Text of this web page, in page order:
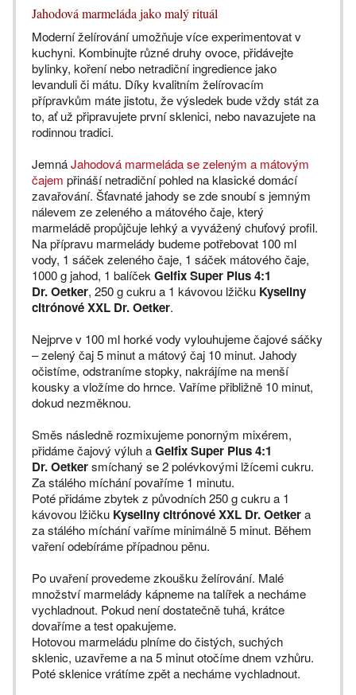
Jahodová marmeláda jako malý rituál
Moderní želírování umožňuje více experimentovat v
kuchyni. Kombinujte různé druhy ovoce, přidávejte
bylinky, koření nebo netradiční ingredience jako
levanduli či mátu. Díky kvalitním želírovacím
přípravkům máte jistotu, že výsledek bude vždy stát za
to, ať už připravujete první sklenici, nebo navazujete na
rodinnou tradici.
JemnáJahodová marmeláda se zeleným a mátovým
čajem přináší netradiční pohled na klasické domácí
zavařování. Šťavnaté jahody se zde snoubí s jemným
nálevem ze zeleného a mátového čaje, který
marmeládě propůjčuje lehký a vyvážený chuťový profil.
Na přípravu marmelády budeme potřebovat 100 ml
vody, 1 sáček zeleného čaje, 1 sáček mátového čaje,
1000 g jahod, 1 balíček Gelfix Super Plus 4:1
Dr. Oetker, 250 g cukru a 1 kávovou lžičku Kyseliny
citrónové XXL Dr. Oetker.
Nejprve v 100 ml horké vody vylouhujeme čajové sáčky
– zelený čaj 5 minut a mátový čaj 10 minut. Jahody
očistíme, odstraníme stopky, nakrájíme na menší
kousky a vložíme do hrnce. Vaříme přibližně 10 minut,
dokud nezměknou.
Směs následně rozmixujeme ponorným mixérem,
přidáme čajový výluh aGelfix Super Plus 4:1
Dr. Oetkersmíchaný se 2 polévkovými lžícemi cukru.
Za stálého míchání povaříme 1 minutu.
Poté přidáme zbytek z původních 250 g cukru a 1
kávovou lžičku Kyseliny citrónové XXL Dr. Oetkera
za stálého míchání vaříme minimálně 5 minut. Během
vaření odebíráme případnou pěnu.
Po uvaření provedeme zkoušku želírování. Malé
množství marmelády kápneme na talířek a necháme
vychladnout. Pokud není dostatečně tuhá, krátce
dovaříme a test opakujeme.
Hotovou marmeládu plníme do čistých, suchých
sklenic, uzavřeme a na 5 minut otočíme dnem vzhůru.
Poté sklenice vrátíme zpět a necháme vychladnout.